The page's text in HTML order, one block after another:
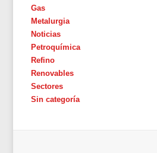
Gas
Metalurgia
Noticias
Petroquímica
Refino
Renovables
Sectores
Sin categoría